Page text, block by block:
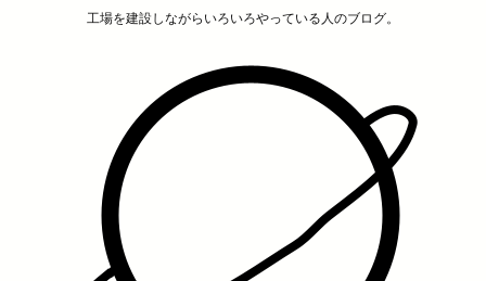
工場を建設しながらいろいろやっている人のブログ。